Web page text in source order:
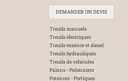
DEMANDER UN DEVIS
Treuils manuels
Treuils électriques
Treuils essence et diesel
Treuils hydrauliques
Treuils de véhicules
Palans - Palonniers
Potences - Portiques